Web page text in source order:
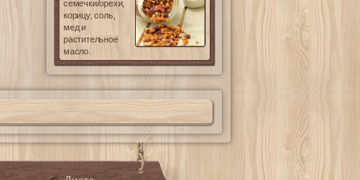
семечки/орехи,
корицу, соль,
мед и
растительное
масло.